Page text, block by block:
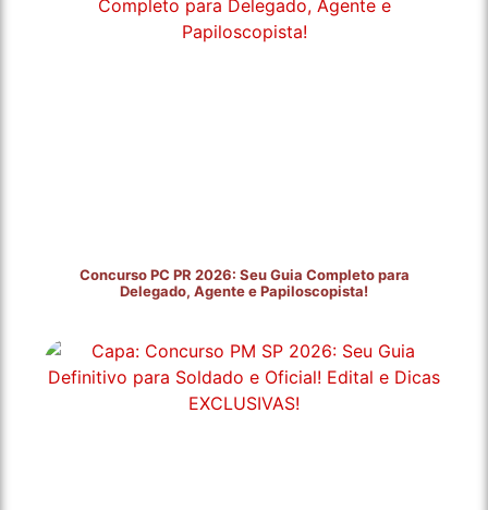
Concurso PC PR 2026: Seu Guia Completo para
Delegado, Agente e Papiloscopista!